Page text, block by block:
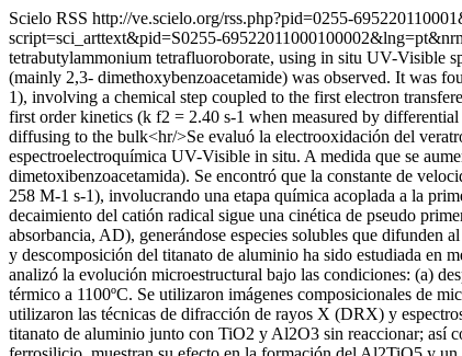
Scielo RSS http://ve.scielo.org/rss.php?pid=0255-
script=sci_arttext&pid=S0255-
tetrabutylammonium tetrafluoroborate, using in situ UV-Visible
(mainly 2,3- dimethoxybenzoacetamide) was observed. It was
1), involving a chemical step coupled to the first electron
first order kinetics (k f2 = 2.40 s-1 when measured by
diffusing to the bulk<hr/>Se evaluó la electrooxidación del
espectroelectroquímica UV-Visible in situ. A medida que se
dimetoxibenzoacetamida). Se encontró que la constante de
258 M-1 s-1), involucrando una etapa química acoplada a la
decaimiento del catión radical sigue una cinética de pseudo
absorbancia, AD), generándose especies solubles que difunden
y descomposición del titanato de aluminio ha sido estudiada en
analizó la evolución microestructural bajo las condiciones: (a)
térmico a 1100ºC. Se utilizaron imágenes composicionales de
utilizaron las técnicas de difracción de rayos X (DRX) y
titanato de aluminio junto con TiO2 y Al2O3 sin reaccionar; así